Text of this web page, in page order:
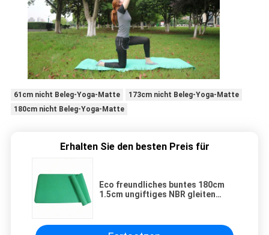
61cm nicht Beleg-Yoga-Matte
173cm nicht Beleg-Yoga-Matte
180cm nicht Beleg-Yoga-Matte
Erhalten Sie den besten Preis für
Eco freundliches buntes 180cm
1.5cm ungiftiges NBR gleiten